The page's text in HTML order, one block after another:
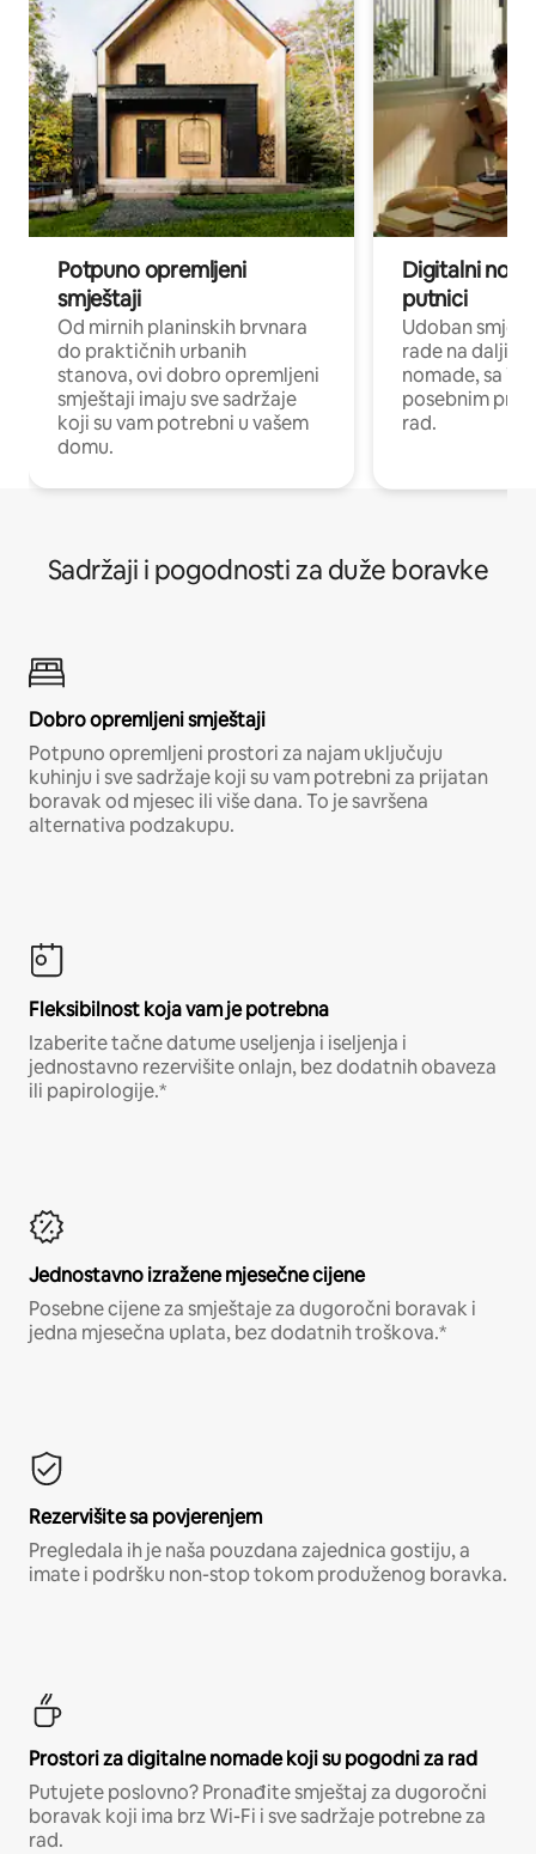
Potpuno opremljeni
smještaji
Od mirnih planinskih brvnara
do praktičnih urbanih
stanova, ovi dobro opremljeni
smještaji imaju sve sadržaje
koji su vam potrebni u vašem
domu.
Digitalni
putnici
Udoban
rade na
nomade, sa
posebnim
rad.
Sadržaji i pogodnosti za duže boravke
Dobro opremljeni smještaji
Potpuno opremljeni prostori za najam uključuju
kuhinju i sve sadržaje koji su vam potrebni za prijatan
boravak od mjesec ili više dana. To je savršena
alternativa podzakupu.
Fleksibilnost koja vam je potrebna
Izaberite tačne datume useljenja i iseljenja i
jednostavno rezervišite onlajn, bez dodatnih obaveza
ili papirologije.*
Jednostavno izražene mjesečne cijene
Posebne cijene za smještaje za dugoročni boravak i
jedna mjesečna uplata, bez dodatnih troškova.*
Rezervišite sa povjerenjem
Pregledala ih je naša pouzdana zajednica gostiju, a
imate i podršku non-stop tokom produženog boravka.
Prostori za digitalne nomade koji su pogodni za rad
Putujete poslovno? Pronađite smještaj za dugoročni
boravak koji ima brz Wi-Fi i sve sadržaje potrebne za
rad.